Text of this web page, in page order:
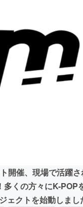
チャレンジ
開催、現場で活躍
くの方々にK-POP
クトを始動しまし